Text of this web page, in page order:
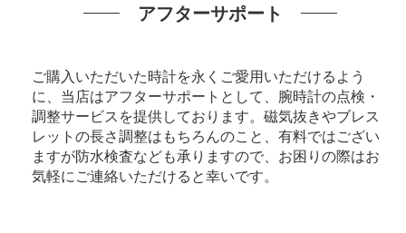
アフターサポート
ご購入いただいた時計を永くご愛用いただけるよう
に、当店はアフターサポートとして、腕時計の点検・
調整サービスを提供しております。磁気抜きやブレス
レットの長さ調整はもちろんのこと、有料ではござい
ますが防水検査なども承りますので、お困りの際はお
気軽にご連絡いただけると幸いです。